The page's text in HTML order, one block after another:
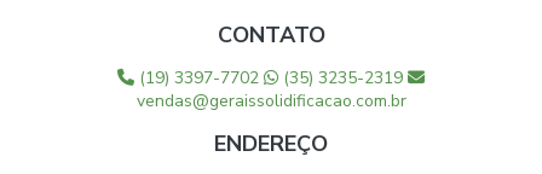
CONTATO
(19) 3397-7702
(35) 3235-2319
vendas@geraissolidificacao.com.br
ENDEREÇO